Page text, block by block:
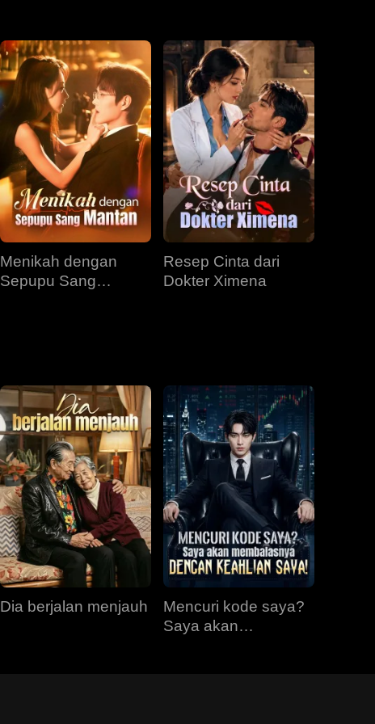
EP 34 EP 35 EP 36
EP 37 EP 38
EP 40
Menikah dengan
Sepupu Sang
Resep Cinta dari
Dokter Ximena
Dia berjalan menjauh
Mencuri kode saya?
Saya akan